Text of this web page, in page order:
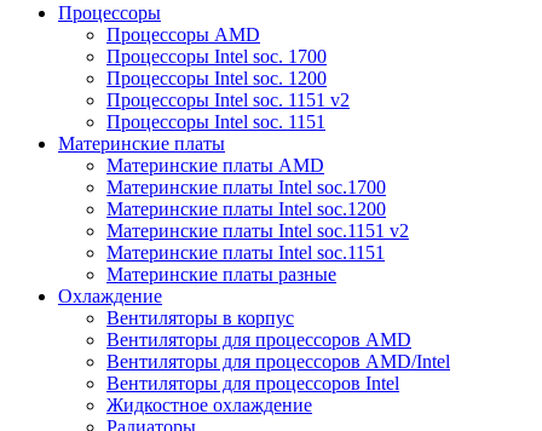
Процессоры
Процессоры AMD
Процессоры Intel soc. 1700
Процессоры Intel soc. 1200
Процессоры Intel soc. 1151 v2
Процессоры Intel soc. 1151
Материнские платы
Материнские платы AMD
Материнские платы Intel soc.1700
Материнские платы Intel soc.1200
Материнские платы Intel soc.1151 v2
Материнские платы Intel soc.1151
Материнские платы разные
Охлаждение
Вентиляторы в корпус
Вентиляторы для процессоров AMD
Вентиляторы для процессоров AMD/Intel
Вентиляторы для процессоров Intel
Жидкостное охлаждение
Радиаторы